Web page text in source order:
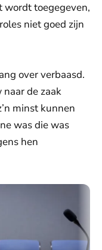
wordt toegegeven,
niet goed zijn
over verbaasd.
de zaak
minst kunnen
was die was
hen